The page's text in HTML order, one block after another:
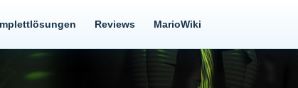
Reviews MarioWiki